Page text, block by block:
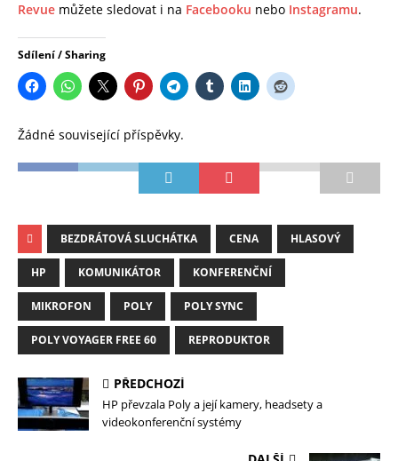
Revue můžete sledovat i na Facebooku nebo Instagramu.
Sdílení / Sharing
Žádné související příspěvky.
BEZDRÁTOVÁ SLUCHÁTKA CENA HLASOVÝ
HP KOMUNIKÁTOR KONFERENČNÍ
MIKROFON POLY POLY SYNC
POLY VOYAGER FREE 60 REPRODUKTOR
PŘEDCHOZÍ
HP převzala Poly a její kamery, headsety a
videokonferenční systémy